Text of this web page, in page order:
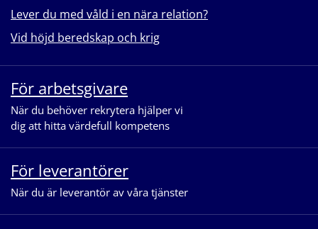
Lever du med våld i en nära relation?
Vid höjd beredskap och krig
För arbetsgivare
När du behöver rekrytera hjälper vi
dig att hitta värdefull kompetens
För leverantörer
När du är leverantör av våra tjänster